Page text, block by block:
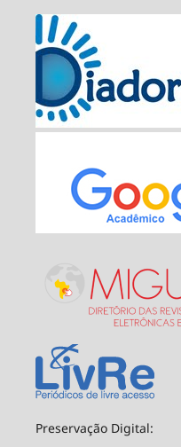
Preservação Digital: